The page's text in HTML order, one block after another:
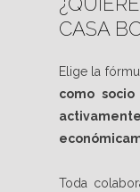
CASA
Elige la
como socio
activamente
Toda